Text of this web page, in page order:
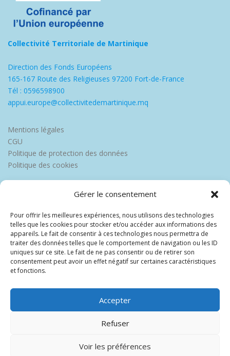
Gérer le consentement
Pour offrir les meilleures expériences, nous utilisons des technologies
telles que les cookies pour stocker et/ou accéder aux informations des
appareils. Le fait de consentir à ces technologies nous permettra de
traiter des données telles que le comportement de navigation ou les ID
uniques sur ce site. Le fait de ne pas consentir ou de retirer son
consentement peut avoir un effet négatif sur certaines caractéristiques
et fonctions.
Accepter
Refuser
Voir les préférences
Collectivité Territoriale de Martinique
Direction des Fonds Européens
165-167 Route des Religieuses 97200 Fort-de-France
Tél : 0596598900
appui.europe@collectivitedemartinique.mq
Mentions légales
CGU
Politique de protection des données
Politique des cookies
Copyright © 2026 Europe Martinique